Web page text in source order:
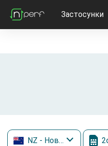
Застосунки
NZ - Нова Зеландія